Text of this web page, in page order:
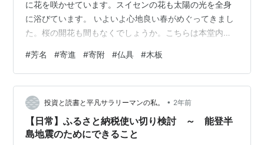
に花を咲かせています。スイセンの花も太陽の光を全身
に浴びています。 いよいよ心地良い春がめぐってきまし
た。桜の開花も間もなくでしょうか。こちらは本堂内に
名】１ 相手を敬って、その姓名をいう語。お名前。「御
―はかねてより承知いたしております」「―録」２ 誉れ
のある名。よい評判。名声。「―を後世に残す」『デジ
タル大辞典』より ご先祖さまのご冥福を祈って御寄進く
ださった方のお名前と品物の名が掲げられています。設
置してからだいぶ年月が経って、有り難い…
#芳名 #寄進 #寄附 #仏具 #木板
投資と読書と平凡サラリーマンの私。 • 2年前
【日常】ふるさと納税使い切り検討 ～ 能登半
島地震のためにできること